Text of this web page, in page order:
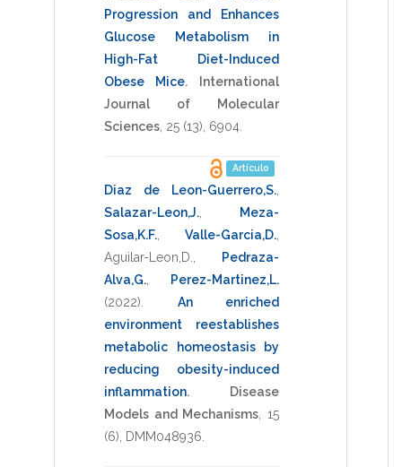
Progression and Enhances
Glucose Metabolism in
High-Fat Diet-Induced
Obese Mice.
International
Journal of Molecular
Sciences 25 (13), 6904
Artículo
Diaz de Leon-Guerrero,S.
Salazar-Leon,J.
Meza-
Sosa,K.F.
Valle-Garcia,D.
Aguilar-Leon,D.
Pedraza-
Alva,G.
Perez-Martinez,L.
(2022)
An enriched
environment reestablishes
metabolic homeostasis by
reducing obesity-induced
inflammation.
Disease
Models and Mechanisms ,15
(6), DMM048936